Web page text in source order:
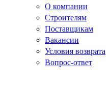
О компании
Строителям
Поставщикам
Вакансии
Условия возврата
Вопрос-ответ